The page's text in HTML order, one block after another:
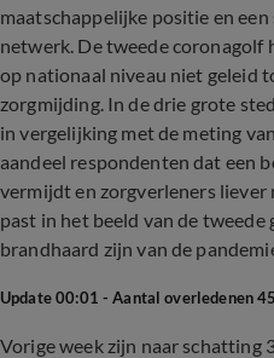
maatschappelijke positie en
netwerk. De tweede coronagolf
op nationaal niveau niet geleid
zorgmijding. In de drie grote
in vergelijking met de meting
aandeel respondenten dat een
vermijdt en zorgverleners
past in het beeld van de
brandhaard zijn van de
Update 00:01 - Aantal overledenen
Vorige week zijn naar schatting